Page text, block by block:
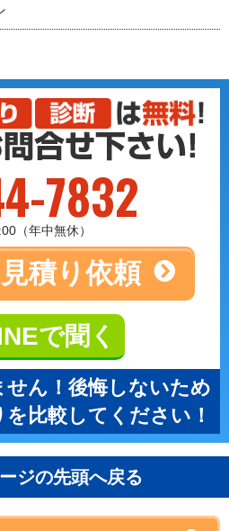
7832
（年中無休）
積り依頼
で聞く
ん！後悔しないため
比較してください！
ジの先頭へ戻る